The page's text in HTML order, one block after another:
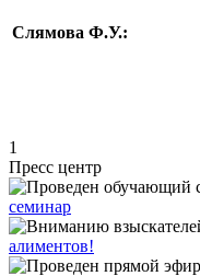
Слямова Ф.У.:
1
Пресс центр
семинар
алиментов!